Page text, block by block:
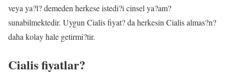
veya ya?l? demeden herkese istedi?i cinsel ya?am?
sunabilmektedir. Uygun Cialis fiyat? da herkesin Cialis almas?n?
daha kolay hale getirmi?tir.
Cialis fiyatlar?